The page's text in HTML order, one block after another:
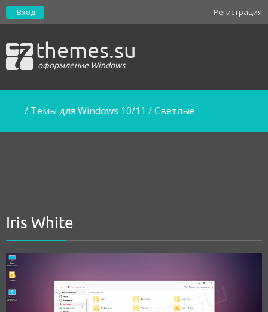
Регистрация
Вход
themes.su
оформление Windows
/ Темы для Windows 10/11 /Светлые
Iris White